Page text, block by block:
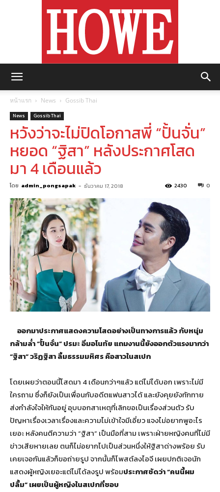
หน้าแรก News Gossib Thai
News Gossib Thai
หวังว่าจะไม่ปิดโอกาสพี่ “ปั้นจั่น”
หยอด “ฐิสา” หลังประกาศโสด
มา 4 เดือนแล้ว
โดย admin_pongsapak - ธันวาคม 17, 2018 0
2430
ออกมาประกาศแสดงความโสดอย่างเป็นทางการแล้ว กับหนุ่ม
กล้ามล่ำ “ปั้นจั่น” ปรมะ อิ่มอโนทัย แถมงานนี้ยังออกตัวแรงมากว่า
“ฐิสา” วริฏฐิสา ลิ้มธรรมมหิศร คือสาวในสเปก
โดยเผยว่าตอนนี้โสดมา 4 เดือนกว่าๆแล้ว แต่ไม่ได้บอก เพราะไม่มี
ใครถาม ซึ่งก็ยังเป็นเพื่อนกับอดีตแฟนสาวได้ และยังคุยยังทักทาย
ส่งกำลังใจให้กันอยู่ อุบบอกสาเหตุที่เลิกขอเป็นเรื่องส่วนตัว รับ
ปัญหาเรื่องเวลาเรื่องและความไม่เข้าใจมีเอี่ยว แจงไม่อยากพูอะไร
เยอะ หลังคนตีความว่า “ฐิสา” เป็นมือที่สาม เพราะฝ่ายหญิงคนที่ไม่มี
ข่าวเสียหายเลย ตนก็ไม่อยากไปเป็นส่วนหนึ่งให้ฐิสาด่างพร้อย รับ
เคยเจอกันแล้วก็ขอถ่ายรูป จากนั้นก็โพสต์ลงไอจี เผยปกติเจอนัก
แสดงผู้หญิงเยอะแต่ไม่ได้ลงรูป พร้อมประกาศชัดว่า “คนนี้ผม
ปลื้ม” เผยเป็นผู้หญิงในสเปกที่ชอบ